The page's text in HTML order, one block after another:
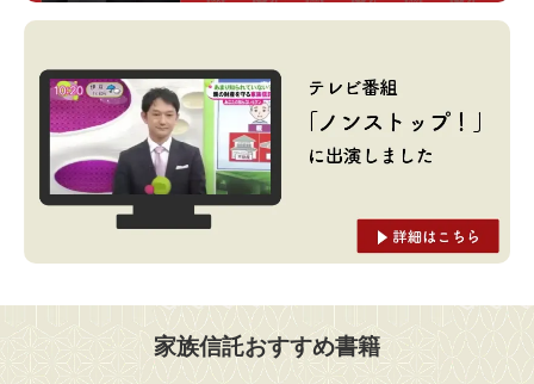
家族信託おすすめ書籍